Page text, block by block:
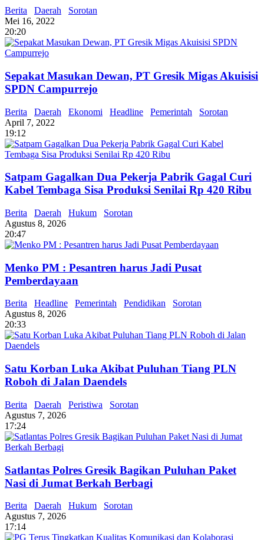
Berita Daerah
Sorotan
Mei 16, 2022
20:20
Sepakat Masukan Dewan, PT Gresik Migas Akuisisi
SPDN Campurrejo
Berita Daerah Ekonomi Headline Pemerintah
Sorotan
April 7, 2022
19:12
Satpam Gagalkan Dua Pekerja Pabrik Gagal Curi
Kabel Tembaga Sisa Produksi Senilai Rp 420 Ribu
Berita Daerah Hukum
Sorotan
Agustus 8, 2026
20:47
Menko PM : Pesantren harus Jadi Pusat
Pemberdayaan
Berita Headline Pemerintah Pendidikan
Sorotan
Agustus 8, 2026
20:33
Satu Korban Luka Akibat Puluhan Tiang PLN
Roboh di Jalan Daendels
Berita Daerah Peristiwa
Sorotan
Agustus 7, 2026
17:24
Satlantas Polres Gresik Bagikan Puluhan Paket
Nasi di Jumat Berkah Berbagi
Berita Daerah Hukum
Sorotan
Agustus 7, 2026
17:14